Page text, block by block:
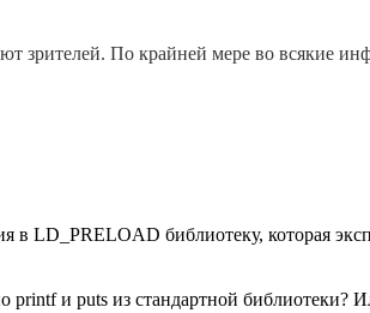
зрителей. По крайней мере во всякие
в LD_PRELOAD библиотеку, которая
и puts из стандартной библиотеки?